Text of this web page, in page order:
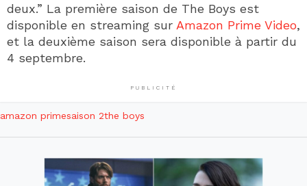
deux.” La première saison de The Boys est
disponible en streaming sur Amazon Prime Video,
et la deuxième saison sera disponible à partir du
4 septembre.
PUBLICITÉ
amazon primesaison 2the boys